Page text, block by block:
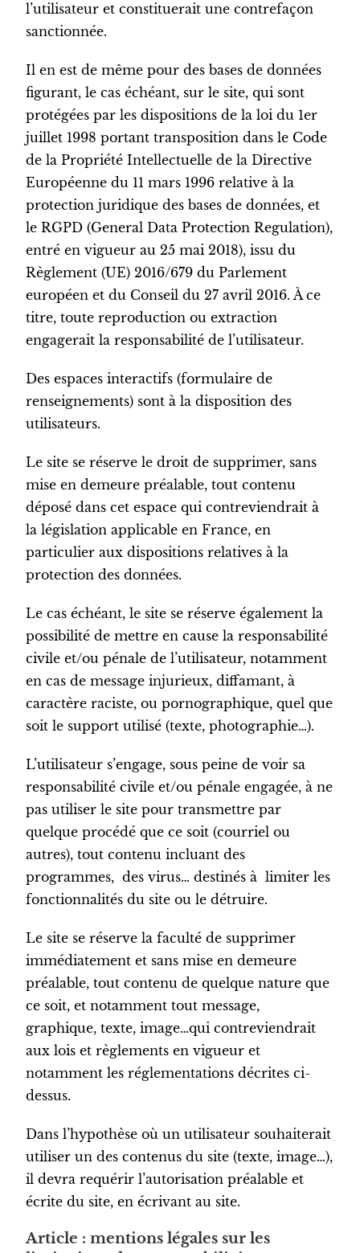
l’utilisateur et constituerait une contrefaçon
sanctionnée.
Il en est de même pour des bases de données
figurant, le cas échéant, sur le site, qui sont
protégées par les dispositions de la loi du 1er
juillet 1998 portant transposition dans le Code
de la Propriété Intellectuelle de la Directive
Européenne du 11 mars 1996 relative à la
protection juridique des bases de données, et
le RGPD (General Data Protection Regulation),
entré en vigueur au 25 mai 2018), issu du
Règlement (UE) 2016/679 du Parlement
européen et du Conseil du 27 avril 2016. À ce
titre, toute reproduction ou extraction
engagerait la responsabilité de l’utilisateur.
Des espaces interactifs (formulaire de
renseignements) sont à la disposition des
utilisateurs.
Le site se réserve le droit de supprimer, sans
mise en demeure préalable, tout contenu
déposé dans cet espace qui contreviendrait à
la législation applicable en France, en
particulier aux dispositions relatives à la
protection des données.
Le cas échéant, le site se réserve également la
possibilité de mettre en cause la responsabilité
civile et/ou pénale de l’utilisateur, notamment
en cas de message injurieux, diffamant, à
caractère raciste, ou pornographique, quel que
soit le support utilisé (texte, photographie…).
L’utilisateur s’engage, sous peine de voir sa
responsabilité civile et/ou pénale engagée, à ne
pas utiliser le site pour transmettre par
quelque procédé que ce soit (courriel ou
autres), tout contenu incluant des
programmes, des virus… destinés à limiter les
fonctionnalités du site ou le détruire.
Le site se réserve la faculté de supprimer
immédiatement et sans mise en demeure
préalable, tout contenu de quelque nature que
ce soit, et notamment tout message,
graphique, texte, image…qui contreviendrait
aux lois et règlements en vigueur et
notamment les réglementations décrites ci-
dessus.
Dans l’hypothèse où un utilisateur souhaiterait
utiliser un des contenus du site (texte, image…),
il devra requérir l’autorisation préalable et
écrite du site, en écrivant au site.
Article : mentions légales sur les